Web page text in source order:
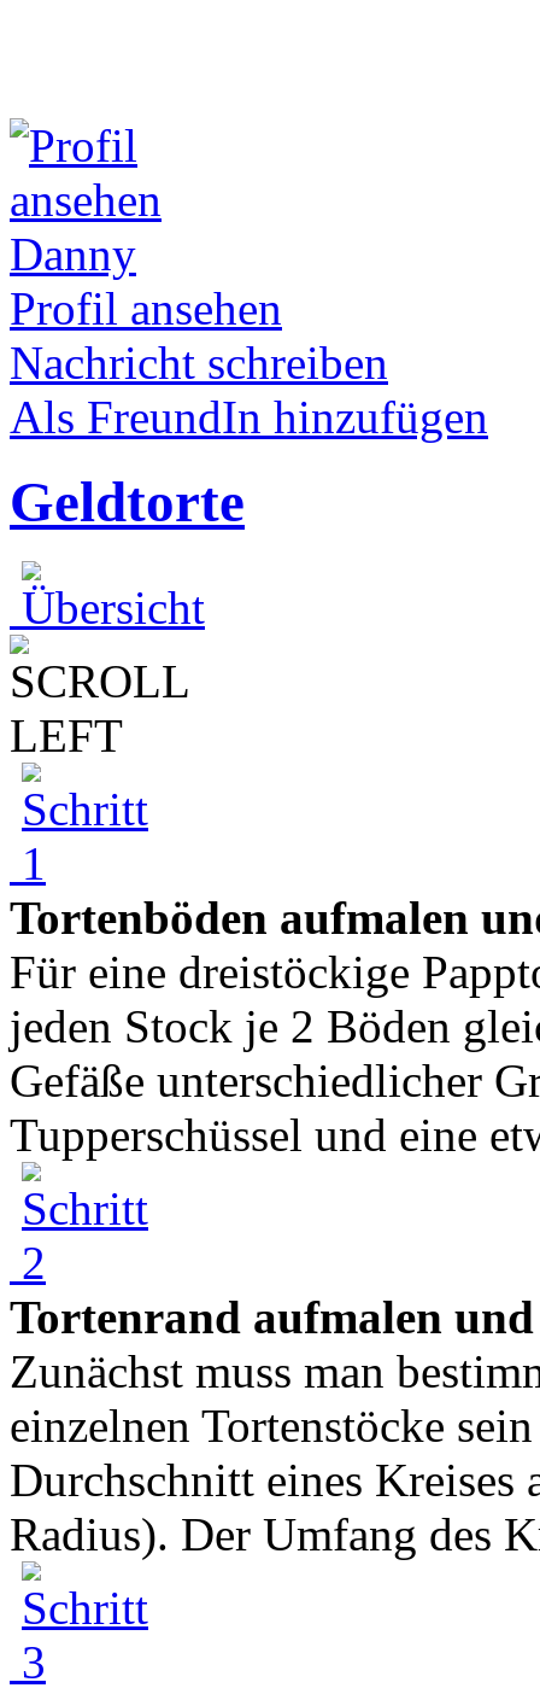
Danny
Profil ansehen
Nachricht schreiben
Als FreundIn hinzufügen
Geldtorte
Tortenböden aufmalen
Für eine dreistöckige
jeden Stock je 2 Böden
Gefäße unterschiedlicher
Tupperschüssel und eine
Tortenrand aufmalen und
Zunächst muss man
einzelnen Tortenstöcke
Durchschnitt eines Kreises
Radius). Der Umfang des